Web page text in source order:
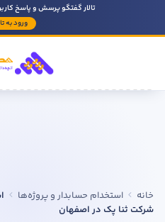
تالار گفتگو پرسش و پاسخ
ورود به
خانه استخدام حسابدار و پروژه‌ها
شرکت ثنا پک در اصفهان